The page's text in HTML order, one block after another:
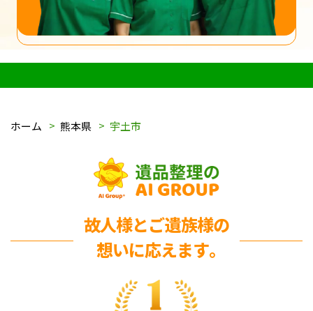
ホーム 熊本県 宇土市
故人様とご遺族様の
想いに応えます｡